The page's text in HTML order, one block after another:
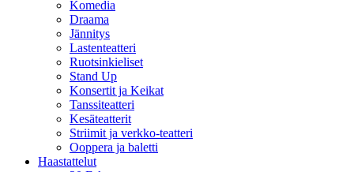
Komedia
Draama
Jännitys
Lastenteatteri
Ruotsinkieliset
Stand Up
Konsertit ja Keikat
Tanssiteatteri
Kesäteatterit
Striimit ja verkko-teatteri
Ooppera ja baletti
Haastattelut